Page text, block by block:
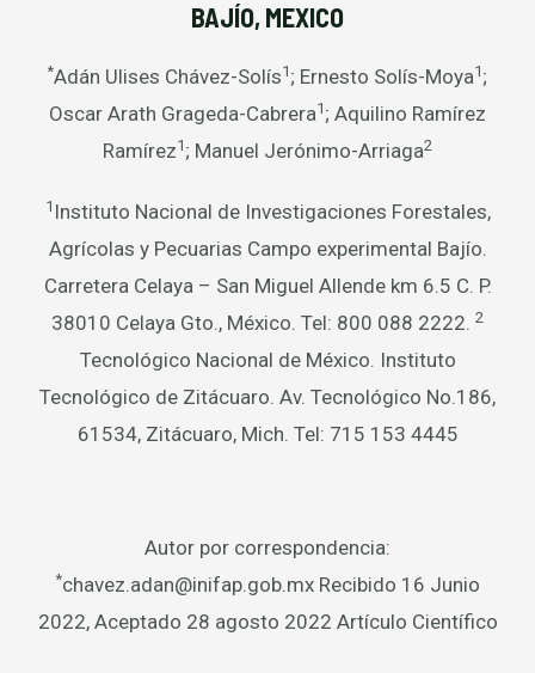
BAJÍO, MEXICO
*Adán Ulises Chávez-Solís1 ; Ernesto Solís-Moya1 ;
Oscar Arath Grageda-Cabrera1 ; Aquilino Ramírez
Ramírez1 ; Manuel Jerónimo-Arriaga2
1 Instituto Nacional de Investigaciones Forestales,
Agrícolas y Pecuarias Campo experimental Bajío.
Carretera Celaya – San Miguel Allende km 6.5 C. P.
38010 Celaya Gto., México. Tel: 800 088 2222. 2
Tecnológico Nacional de México. Instituto
Tecnológico de Zitácuaro. Av. Tecnológico No.186,
61534, Zitácuaro, Mich. Tel: 715 153 4445
Autor por correspondencia:
*chavez.adan@inifap.gob.mx Recibido 16 Junio
2022, Aceptado 28 agosto 2022 Artículo Científico